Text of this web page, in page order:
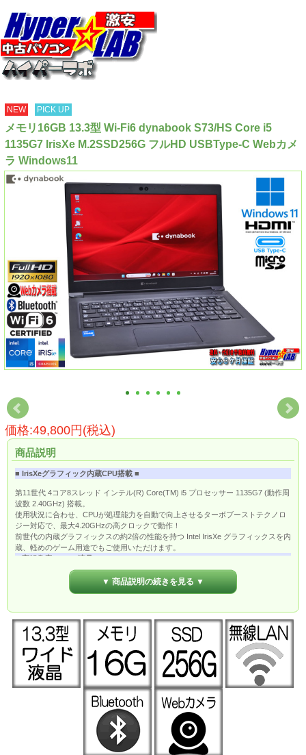
NEW PICK UP
メモリ16GB 13.3型 Wi-Fi6 dynabook S73/HS Core i5
1135G7 IrisXe M.2SSD256G フルHD USBType-C Webカメ
ラ Windows11
価格:49,800円(税込)
商品説明
■ IrisXeグラフィック内蔵CPU搭載 ■
第11世代 4コア8スレッド インテル(R) Core(TM) i5 プロセッサー 1135G7 (動作周
波数 2.40GHz) 搭載。
使用状況に合わせ、CPUが処理能力を自動で向上させるターボブーストテクノロ
ジー対応で、最大4.20GHzの高クロックで動作！
前世代の内蔵グラフィックスの約2倍の性能を持つ Intel IrisXe グラフィックスを内
蔵、軽めのゲーム用途でもご使用いただけます。
■ 高解像度フルHD液晶 ■
13.3型 FHD (1920x1080) 広視野角 TFTカラー LED液晶 (ノングレア) 搭載。
解像度の高いフルHD表示ですので画面を広く使えて作業効率が向上します。
高速無線LAN規格「IEEE802.11ax (Wi-Fi 6)」に対応したワイヤレスLAN搭載なの
で、ワイヤレスでも高速なネット通信が可能です。
Bluetooth搭載ですのでマウスやヘッドホンなどの様々な対応機器がワイヤレスで
接続できます。
■ Windows 11 搭載 ■
OSは Windows 11 Pro 64bit 導入済み。届いてすぐにWindows11をご使用いただけ
■ オススメのポイント ■
OSの起動やアプリケーションの起動が超高速なM.2SSD256GB搭載、駆動部が無
いので省電力・静音性に優れています。
Webカメラを搭載、リモート会議やライブ配信などの用途でもご使用いただけま
▼ 商品説明の続きを見る ▼